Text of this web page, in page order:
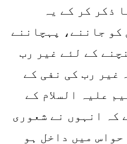
ذکر کر کے یہ
کو جاننے، پہچاننے
کے لئے غیر رب
غیر رب کی نفی کے
علیہ السلام کے
کہ انہوں نے شعوری
حواس میں داخل ہو